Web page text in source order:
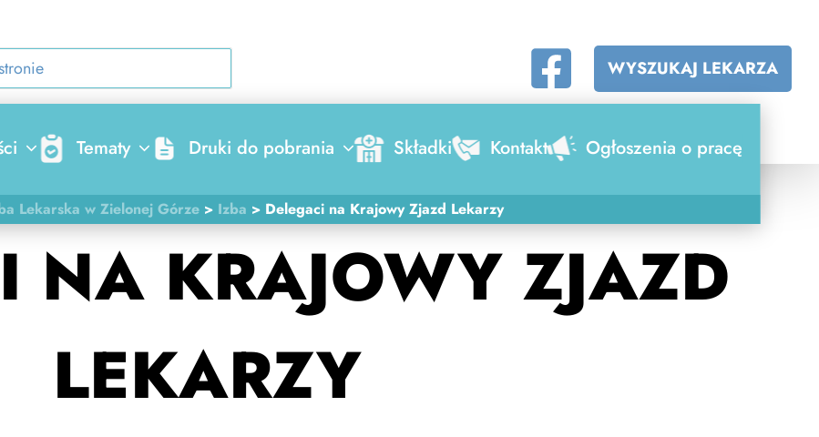
WYSZUKAJ LEKARZA
Tematy Druki do pobrania Składki Kontakt Ogłoszenia o pracę
Lekarska w Zielonej Górze > Izba > Delegaci na Krajowy Zjazd Lekarzy
NA KRAJOWY ZJAZD
LEKARZY